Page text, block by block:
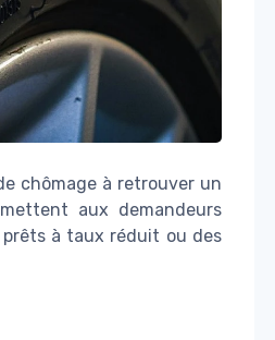
chômage à retrouver un
aux demandeurs
à taux réduit ou des